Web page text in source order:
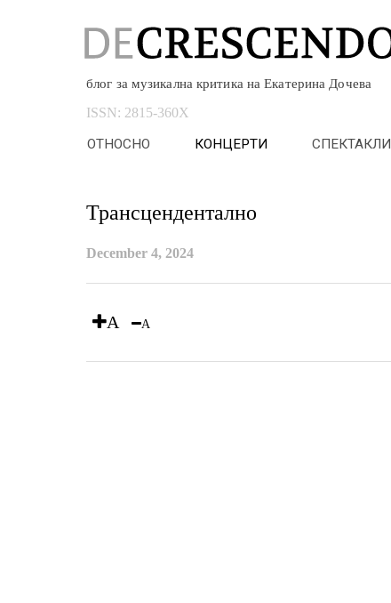
блог за музикална критика на Екатерина Дочева
ISSN: 2815-360X
ОТНОСНО КОНЦЕРТИ СПЕКТАКЛИ
Трансцендентално
December 4, 2024
A A